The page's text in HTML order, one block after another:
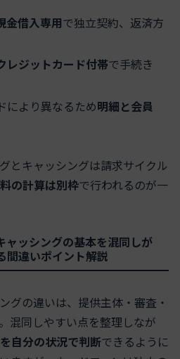
金借入専用で独立契約、返済方
レジットカード付帯で手続き
により異なるため明細と会員
とキャッシングは請求サイクル
の計算は別枠で行われるのが一
ャッシングの基本を混同しが
間違いポイント解説
グの違いは、提供主体・審査・
混同しやすい点を整理しなが
自分の状況で判断できるように